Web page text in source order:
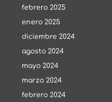
febrero 2025
enero 2025
diciembre 2024
agosto 2024
mayo 2024
marzo 2024
febrero 2024